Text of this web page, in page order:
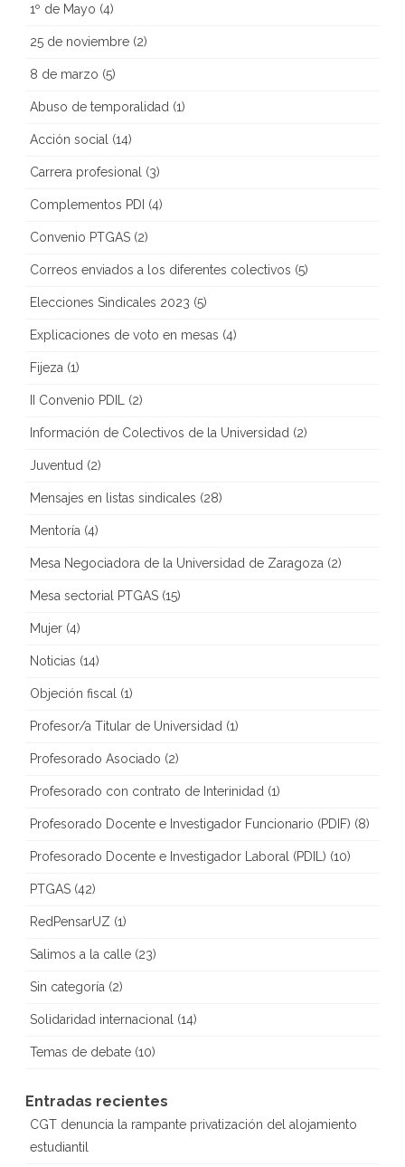
1º de Mayo (4)
25 de noviembre (2)
8 de marzo (5)
Abuso de temporalidad (1)
Acción social (14)
Carrera profesional (3)
Complementos PDI (4)
Convenio PTGAS (2)
Correos enviados a los diferentes colectivos (5)
Elecciones Sindicales 2023 (5)
Explicaciones de voto en mesas (4)
Fijeza (1)
II Convenio PDIL (2)
Información de Colectivos de la Universidad (2)
Juventud (2)
Mensajes en listas sindicales (28)
Mentoría (4)
Mesa Negociadora de la Universidad de Zaragoza (2)
Mesa sectorial PTGAS (15)
Mujer (4)
Noticias (14)
Objeción fiscal (1)
Profesor/a Titular de Universidad (1)
Profesorado Asociado (2)
Profesorado con contrato de Interinidad (1)
Profesorado Docente e Investigador Funcionario (PDIF) (8)
Profesorado Docente e Investigador Laboral (PDIL) (10)
PTGAS (42)
RedPensarUZ (1)
Salimos a la calle (23)
Sin categoría (2)
Solidaridad internacional (14)
Temas de debate (10)
Entradas recientes
CGT denuncia la rampante privatización del alojamiento
estudiantil